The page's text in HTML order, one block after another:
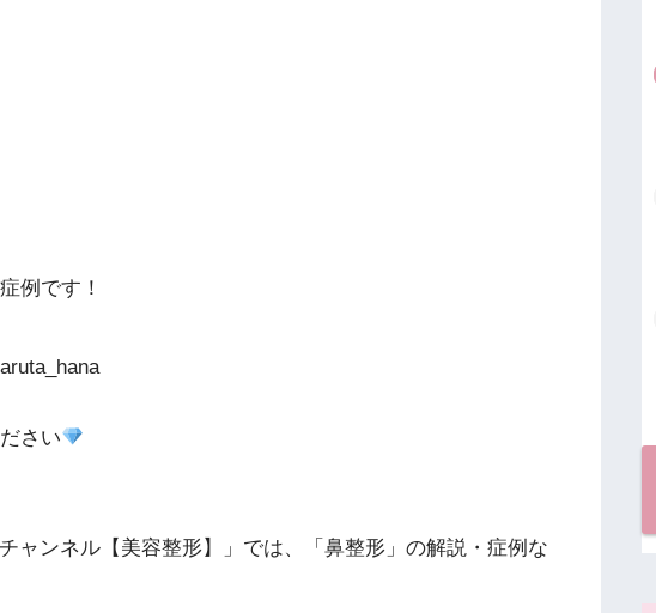
例です！
さい
ャンネル【美容整形】」では、「鼻整形」の解説・症例な